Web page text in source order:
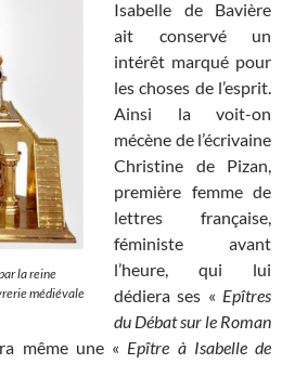
la reine
médiévale
Isabelle de Bavière
ait conservé un
intérêt marqué pour
les choses de l’esprit.
Ainsi la voit-on
mécène de l’écrivaine
Christine de Pizan,
première femme de
lettres française,
féministe avant
l’heure, qui lui
dédiera ses « Epîtres
du Débat sur le Roman
même une « Epître à Isabelle de